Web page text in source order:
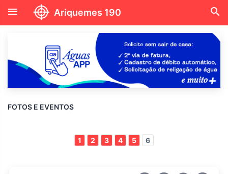
menu Ariquemes 190 search
FOTOS E EVENTOS
1 2 3 4 5 6